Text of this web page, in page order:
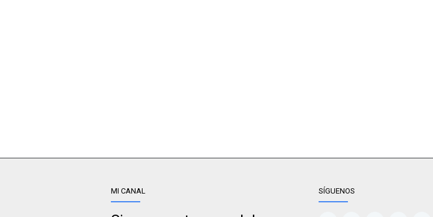
MI CANAL SÍGUENOS